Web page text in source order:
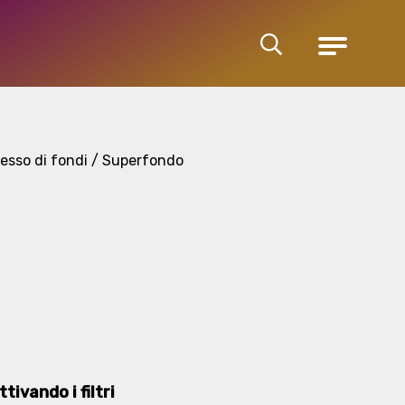
Cerca Menu
di fondi / Superfondo
i filtri